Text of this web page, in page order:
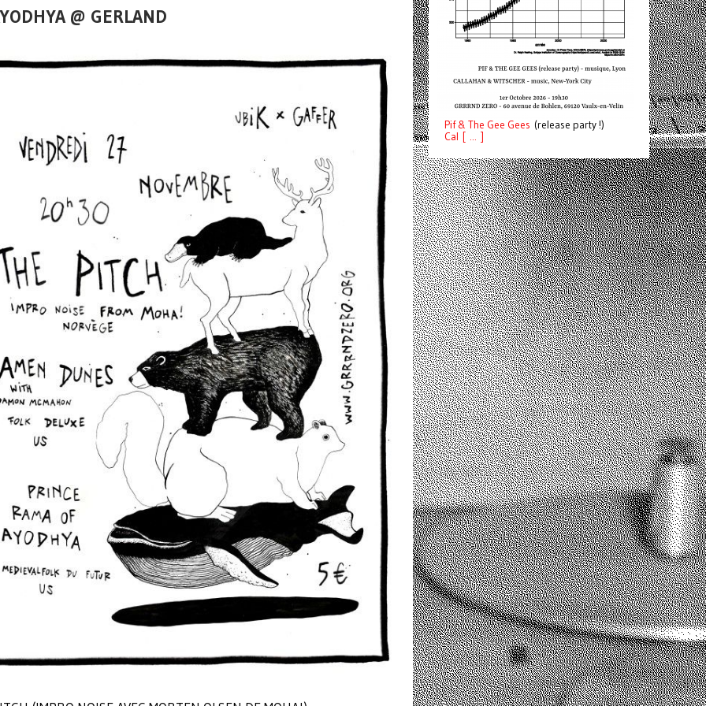
@ GERLAND
Pif& The Gee Gees (release party !)
Cal [ ... ]